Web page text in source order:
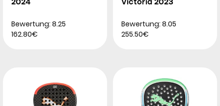
2024
Bewertung: 8.25
162.80€
Victoria 2023
Bewertung: 8.05
255.50€